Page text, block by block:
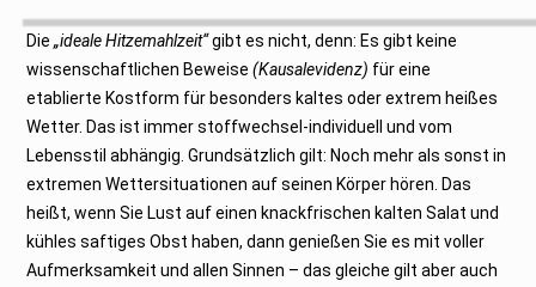
g
u
s
t
2
0
3
Die„ideale Hitzemahlzeit“gibt es nicht, denn: Es gibt keine
wissenschaftlichen Beweise(Kausalevidenz) für eine
etablierte Kostform für besonders kaltes oder extrem heißes
Wetter. Das ist immer stoffwechsel-individuell und vom
Lebensstil abhängig. Grundsätzlich gilt: Noch mehr als sonst in
extremen Wettersituationen auf seinen Körper hören. Das
heißt, wenn Sie Lust auf einen knackfrischen kalten Salat und
kühles saftiges Obst haben, dann genießen Sie es mit voller
Aufmerksamkeit und allen Sinnen – das gleiche gilt aber auch